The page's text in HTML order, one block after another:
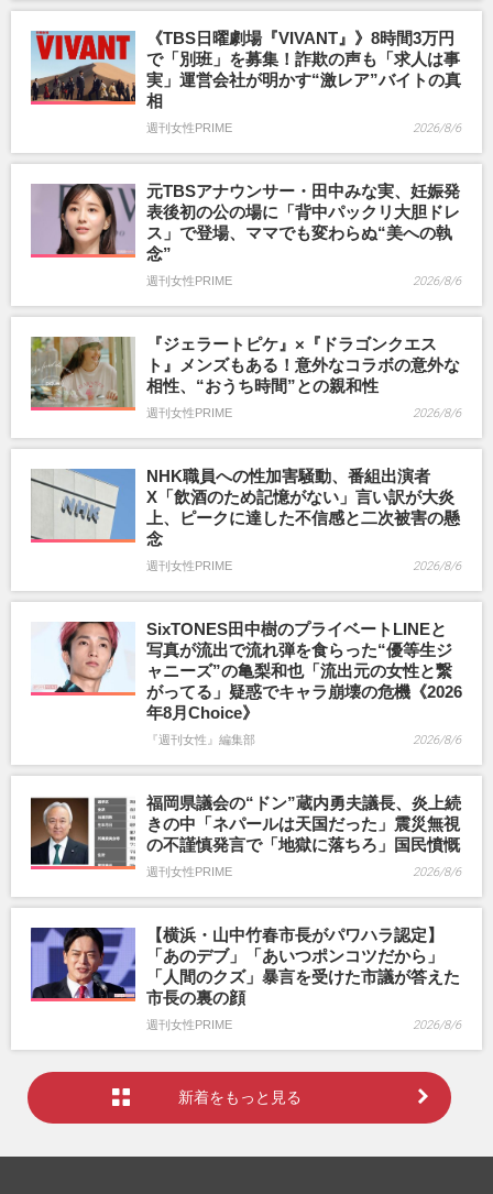
《TBS日曜劇場『VIVANT』》8時間3万円
で「別班」を募集！詐欺の声も「求人は事
実」運営会社が明かす“激レア”バイトの真
相
週刊女性PRIME 2026/8/6
元TBSアナウンサー・田中みな実、妊娠発
表後初の公の場に「背中パックリ大胆ドレ
ス」で登場、ママでも変わらぬ“美への執
念”
週刊女性PRIME 2026/8/6
『ジェラートピケ』×『ドラゴンクエス
ト』メンズもある！意外なコラボの意外な
相性、“おうち時間”との親和性
週刊女性PRIME 2026/8/6
NHK職員への性加害騒動、番組出演者
X「飲酒のため記憶がない」言い訳が大炎
上、ピークに達した不信感と二次被害の懸
念
週刊女性PRIME 2026/8/6
SixTONES田中樹のプライベートLINEと
写真が流出で流れ弾を食らった“優等生ジ
ャニーズ”の亀梨和也「流出元の女性と繋
がってる」疑惑でキャラ崩壊の危機《2026
年8月Choice》
『週刊女性』編集部 2026/8/6
福岡県議会の“ドン”蔵内勇夫議長、炎上続
きの中「ネパールは天国だった」震災無視
の不謹慎発言で「地獄に落ちろ」国民憤慨
週刊女性PRIME 2026/8/6
【横浜・山中竹春市長がパワハラ認定】
「あのデブ」「あいつポンコツだから」
「人間のクズ」暴言を受けた市議が答えた
市長の裏の顔
週刊女性PRIME 2026/8/6
新着をもっと見る